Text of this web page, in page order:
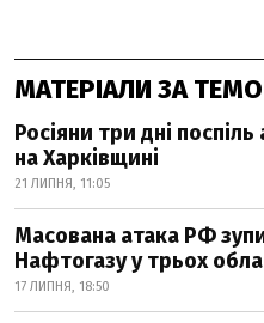
МАТЕРІАЛИ ЗА
Росіяни три дні
на Харківщині
21 ЛИПНЯ, 11:05
Масована атака РФ
Нафтогазу у трьох
17 ЛИПНЯ, 18:50